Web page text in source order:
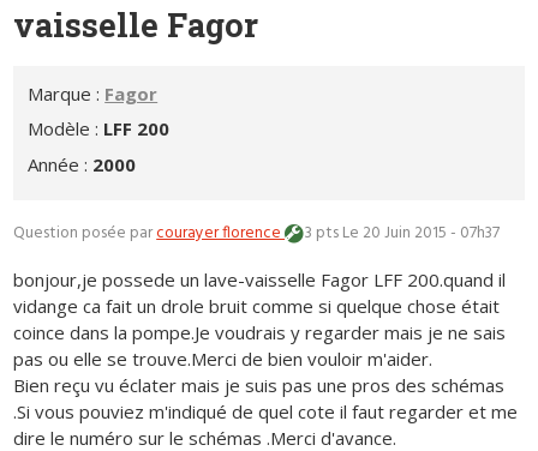
vaisselle Fagor
Marque : Fagor
Modèle : LFF 200
Année : 2000
Question posée parcourayer florence 3 ptsLe 20 Juin 2015 - 07h37
bonjour,je possede un lave-vaisselle Fagor LFF 200.quand il
vidange ca fait un drole bruit comme si quelque chose était
coince dans la pompe.Je voudrais y regarder mais je ne sais
pas ou elle se trouve.Merci de bien vouloir m'aider.
Bien reçu vu éclater mais je suis pas une pros des schémas
.Si vous pouviez m'indiqué de quel cote il faut regarder et me
dire le numéro sur le schémas .Merci d'avance.